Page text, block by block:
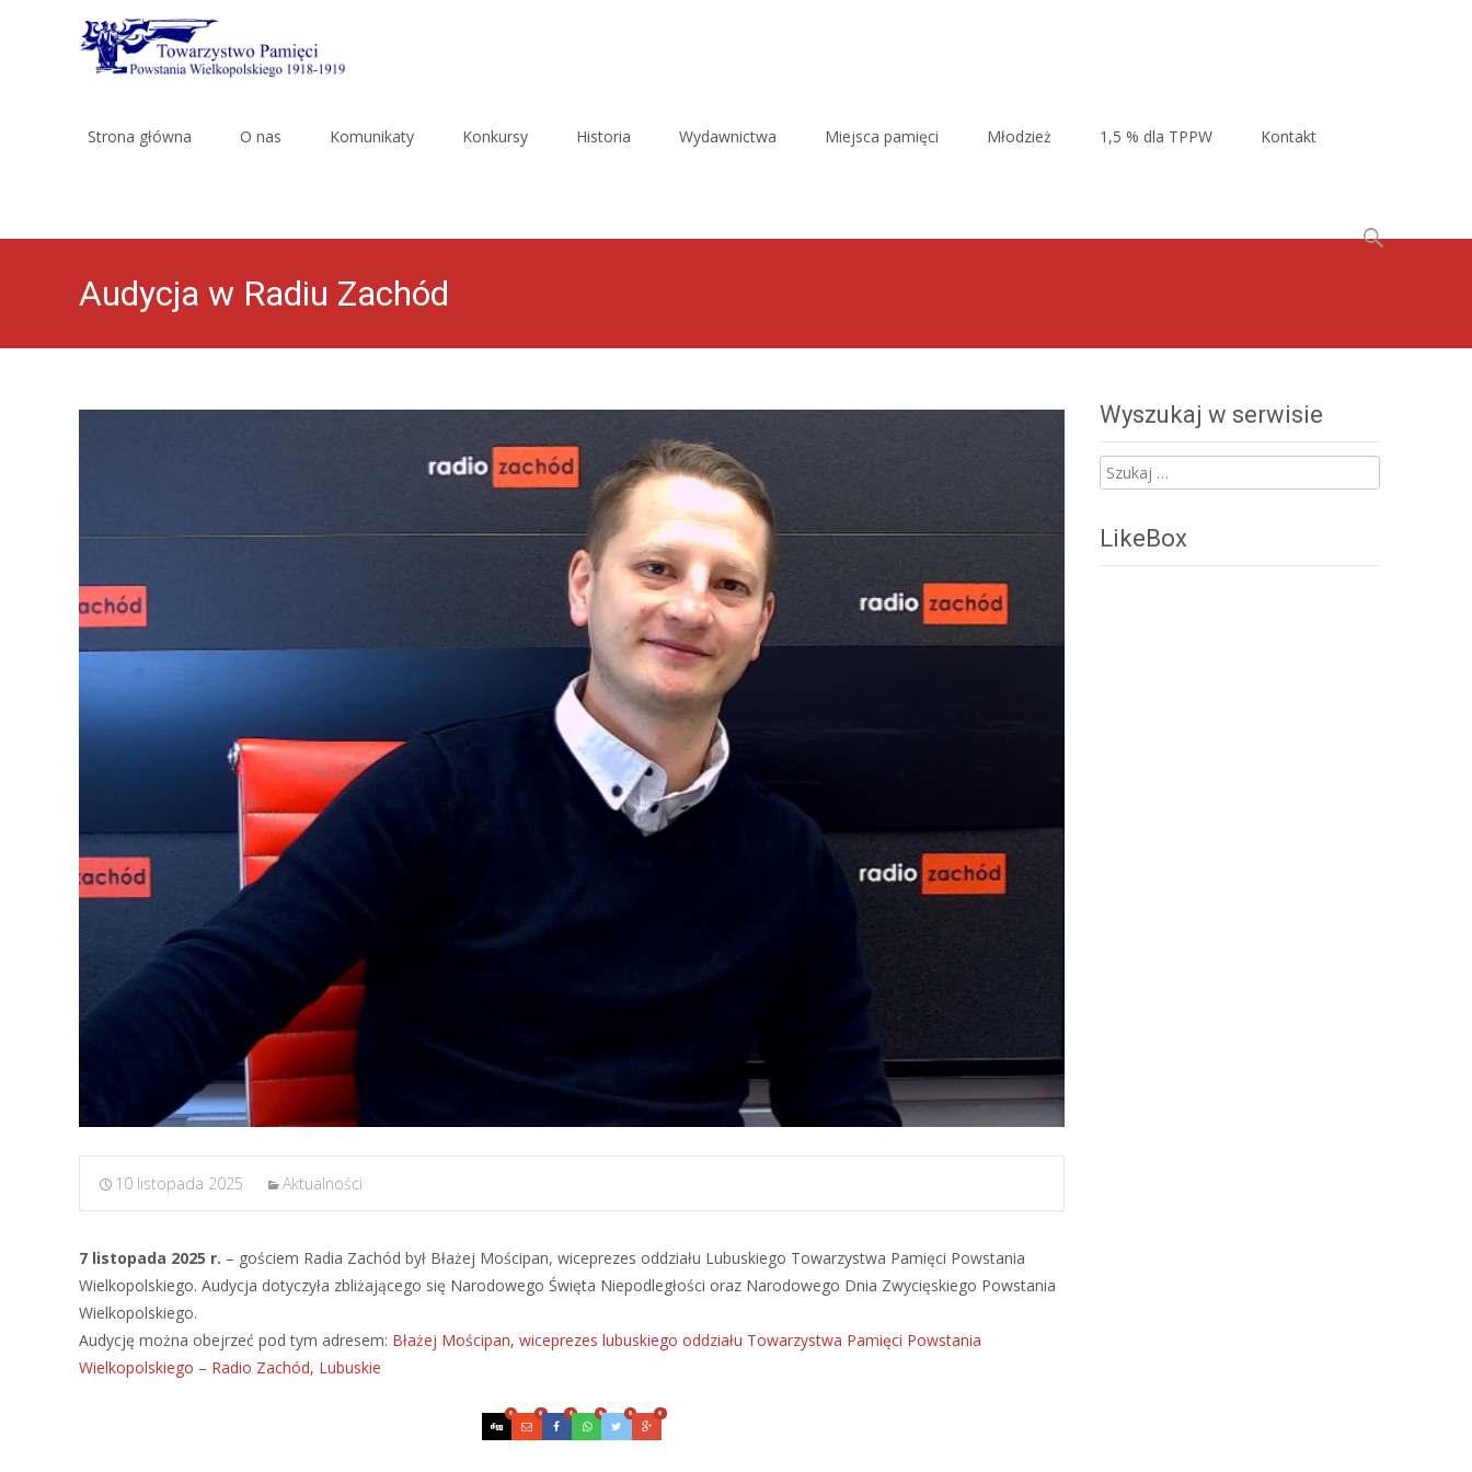
Strona główna O nas Komunikaty Konkursy Historia Wydawnictwa Miejsca pamięci Młodzież 1,5 % dla TPPW Kontakt
Szukaj:
Audycja w Radiu Zachód
10 listopada 2025 Aktualności
7 listopada 2025 r. – gościem Radia Zachód był Błażej Mościpan, wiceprezes oddziału Lubuskiego Towarzystwa Pamięci Powstania
Wielkopolskiego. Audycja dotyczyła zbliżającego się Narodowego Święta Niepodległości oraz Narodowego Dnia Zwycięskiego Powstania
Wielkopolskiego.
Audycję można obejrzeć pod tym adresem: Błażej Mościpan, wiceprezes lubuskiego oddziału Towarzystwa Pamięci Powstania
Wielkopolskiego – Radio Zachód, Lubuskie
0 0 0 0 0 0
Wyszukaj w serwisie
Szukaj:
LikeBox